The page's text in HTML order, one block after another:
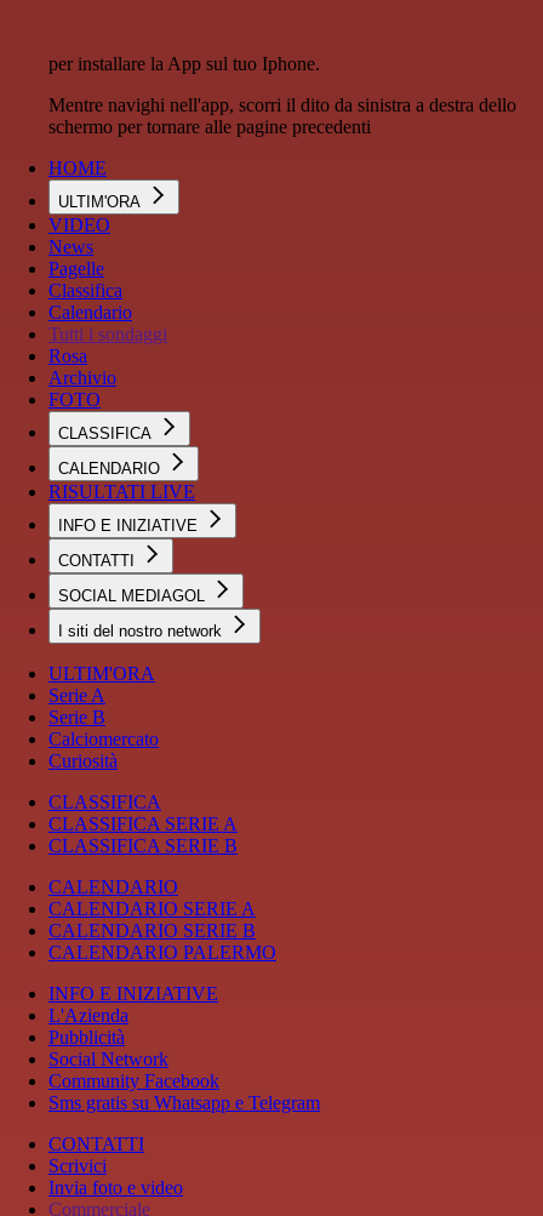
per installare la App sul tuo Iphone.
Mentre navighi nell'app, scorri il dito da sinistra a destra dello
schermo per tornare alle pagine precedenti
HOME
ULTIM'ORA
VIDEO
News
Pagelle
Classifica
Calendario
Tutti i sondaggi
Rosa
Archivio
FOTO
CLASSIFICA
CALENDARIO
RISULTATI LIVE
INFO E INIZIATIVE
CONTATTI
SOCIAL MEDIAGOL
I siti del nostro network
ULTIM'ORA
Serie A
Serie B
Calciomercato
Curiosità
CLASSIFICA
CLASSIFICA SERIE A
CLASSIFICA SERIE B
CALENDARIO
CALENDARIO SERIE A
CALENDARIO SERIE B
CALENDARIO PALERMO
INFO E INIZIATIVE
L'Azienda
Pubblicità
Social Network
Community Facebook
Sms gratis su Whatsapp e Telegram
CONTATTI
Scrivici
Invia foto e video
Commerciale